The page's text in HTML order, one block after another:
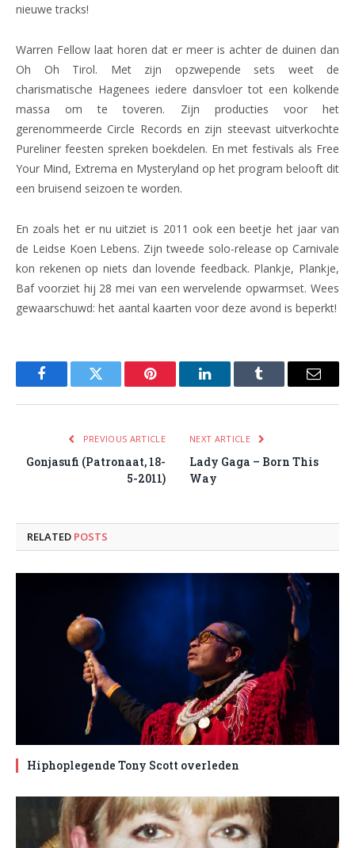
nieuwe tracks!
Warren Fellow laat horen dat er meer is achter de duinen dan
Oh Oh Tirol. Met zijn opzwepende sets weet de
charismatische Hagenees iedere dansvloer tot een kolkende
massa om te toveren. Zijn producties voor het
gerenommeerde Circle Records en zijn steevast uitverkochte
Pureliner feesten spreken boekdelen. En met festivals als Free
Your Mind, Extrema en Mysteryland op het program belooft dit
een bruisend seizoen te worden.
En zoals het er nu uitziet is 2011 ook een beetje het jaar van
de Leidse Koen Lebens. Zijn tweede solo-release op Carnivale
kon rekenen op niets dan lovende feedback. Plankje, Plankje,
Baf voorziet hij 28 mei van een wervelende opwarmset. Wees
gewaarschuwd: het aantal kaarten voor deze avond is beperkt!
FacebookTwitter Pinterest LinkedInTumblr Email
PREVIOUS ARTICLE
Gonjasufi (Patronaat, 18-
5-2011)
NEXT ARTICLE
Lady Gaga – Born This
Way
RELATED POSTS
Hiphoplegende Tony Scott overleden